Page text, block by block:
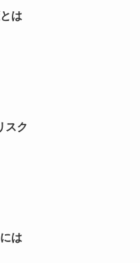
は
スク
は